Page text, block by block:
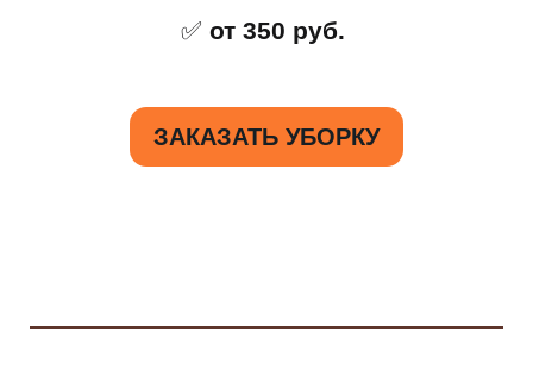
✅ от 350 руб.
ЗАКАЗАТЬ УБОРКУ